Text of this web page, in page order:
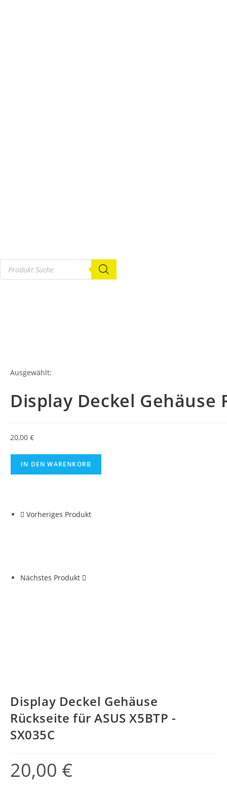
Ausgewählt:
Display Deckel Gehäuse
20,00 €
IN DEN WARENKORB
Vorheriges Produkt
Nächstes Produkt
Display Deckel Gehäuse
Rückseite für ASUS X5BTP -
SX035C
20,00 €